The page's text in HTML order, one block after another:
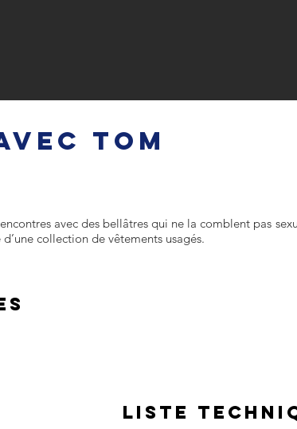
TOM
avec des bellâtres qui ne la comblent pas
collection de vêtements usagés.
liste